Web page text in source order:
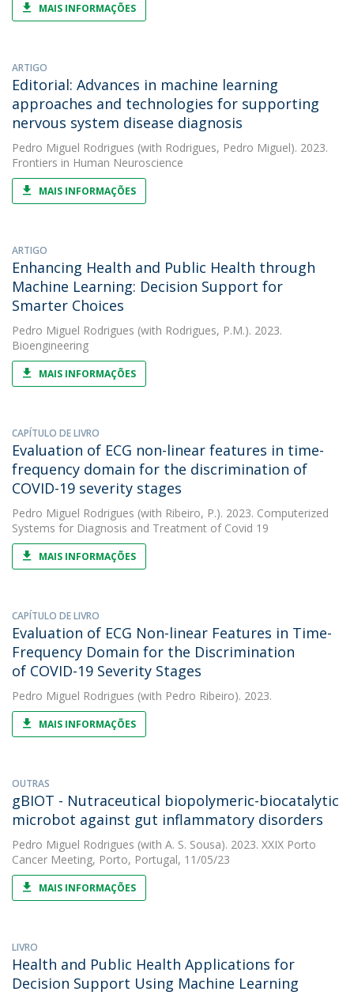
MAIS INFORMAÇÕES
ARTIGO
Editorial: Advances in machine learning
approaches and technologies for supporting
nervous system disease diagnosis
Pedro Miguel Rodrigues (with Rodrigues, Pedro Miguel). 2023.
Frontiers in Human Neuroscience
MAIS INFORMAÇÕES
ARTIGO
Enhancing Health and Public Health through
Machine Learning: Decision Support for
Smarter Choices
Pedro Miguel Rodrigues (with Rodrigues, P.M.). 2023.
Bioengineering
MAIS INFORMAÇÕES
CAPÍTULO DE LIVRO
Evaluation of ECG non-linear features in time-
frequency domain for the discrimination of
COVID-19 severity stages
Pedro Miguel Rodrigues (with Ribeiro, P.). 2023. Computerized
Systems for Diagnosis and Treatment of Covid 19
MAIS INFORMAÇÕES
CAPÍTULO DE LIVRO
Evaluation of ECG Non-linear Features in Time-
Frequency Domain for the Discrimination
of COVID-19 Severity Stages
Pedro Miguel Rodrigues (with Pedro Ribeiro). 2023.
MAIS INFORMAÇÕES
OUTRAS
gBIOT - Nutraceutical biopolymeric-biocatalytic
microbot against gut inflammatory disorders
Pedro Miguel Rodrigues (with A. S. Sousa). 2023. XXIX Porto
Cancer Meeting, Porto, Portugal, 11/05/23
MAIS INFORMAÇÕES
LIVRO
Health and Public Health Applications for
Decision Support Using Machine Learning